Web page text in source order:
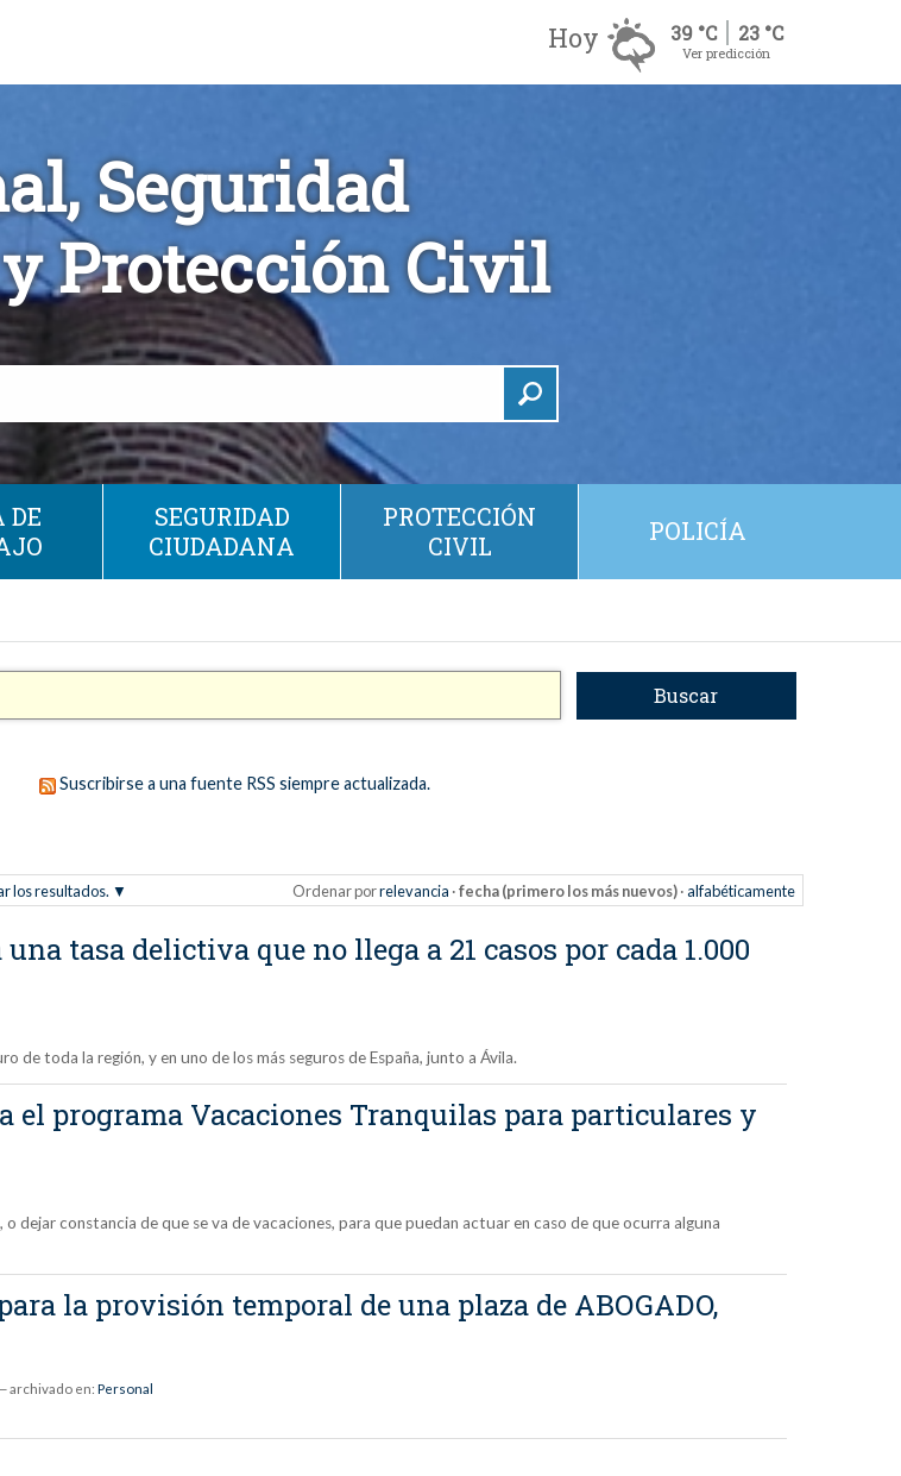
Hoy 39 °C 23 °C
Ver predicción
Seguridad
Protección Civil
DE
SEGURIDAD
CIUDADANA
PROTECCIÓN
CIVIL
POLICÍA
Suscribirse a una fuente RSS siempre actualizada.
los resultados. Ordenar porrelevancia ·fecha (primero los más nuevos) ·alfabéticamente
tasa delictiva que no llega a 21 casos por cada 1.000
de toda la región, y en uno de los más seguros de España, junto a Ávila.
programa Vacaciones Tranquilas para particulares y
dejar constancia de que se va de vacaciones, para que puedan actuar en caso de que ocurra alguna
la provisión temporal de una plaza de ABOGADO,
archivado en:Personal